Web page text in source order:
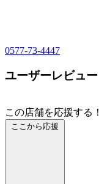
0577-73-4447
ユーザーレビュー
この店舗を応援する！
ここから応援